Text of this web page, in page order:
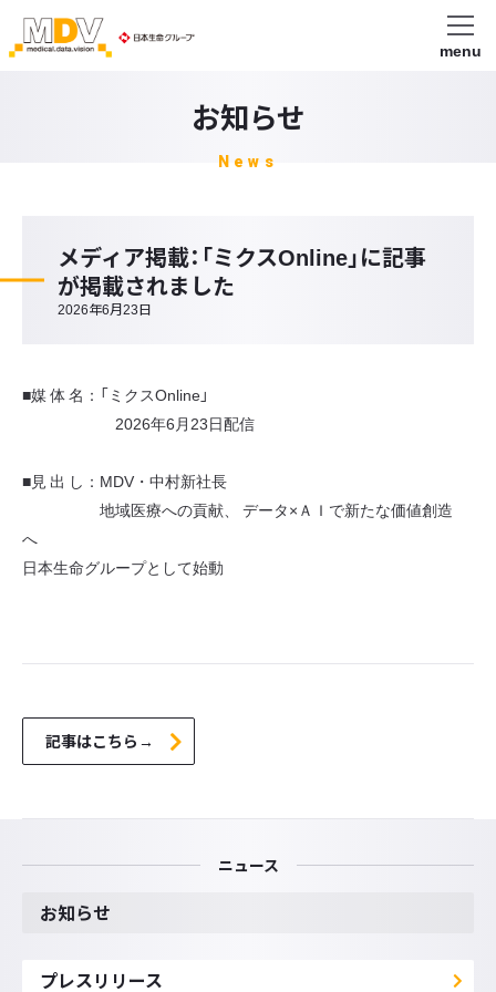
menu
お知らせ
News
メディア掲載：「ミクスOnline」に記事
が掲載されました
2026年6月23日
■媒 体 名：「ミクスOnline」
2026年6月23日配信
■見 出 し：MDV・中村新社長
地域医療への貢献、 データ×ＡＩで新たな価値創造
へ
日本生命グループとして始動
記事はこちら→
ニュース
お知らせ
プレスリリース